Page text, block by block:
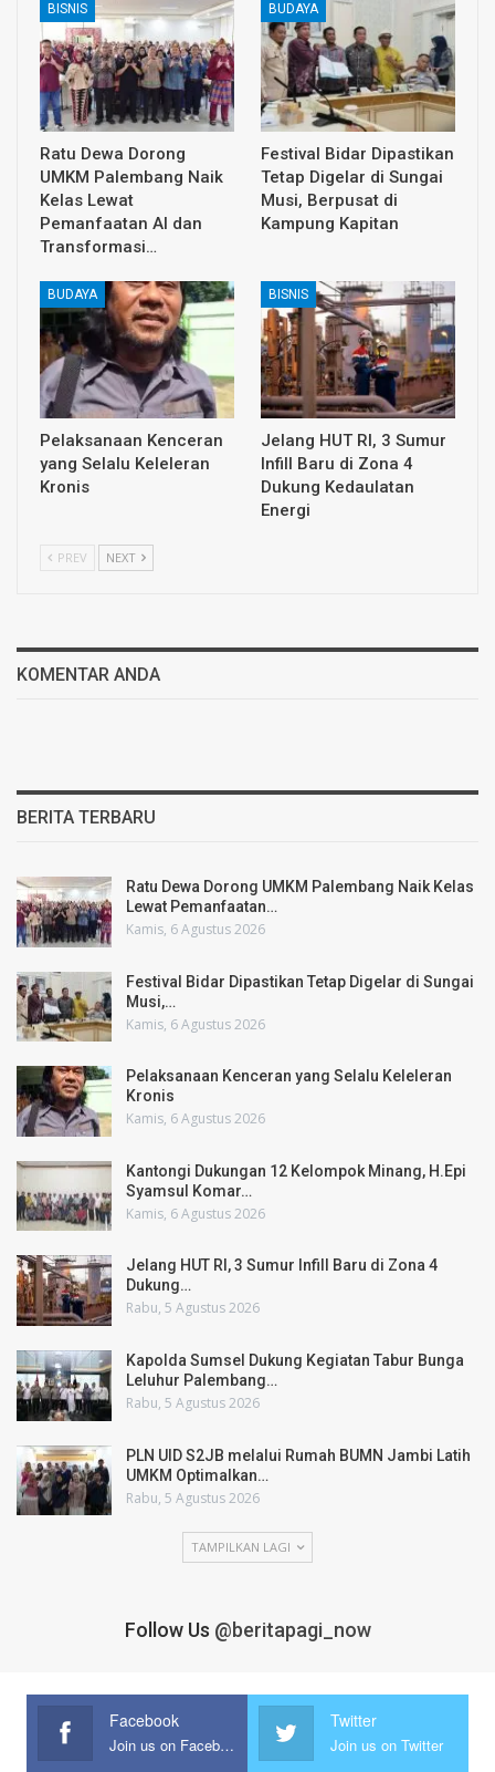
BISNIS
Ratu Dewa Dorong
UMKM Palembang Naik
Kelas Lewat
Pemanfaatan AI dan
Transformasi…
BUDAYA
Festival Bidar Dipastikan
Tetap Digelar di Sungai
Musi, Berpusat di
Kampung Kapitan
BUDAYA
Pelaksanaan Kenceran
yang Selalu Keleleran
Kronis
BISNIS
Jelang HUT RI, 3 Sumur
Infill Baru di Zona 4
Dukung Kedaulatan
Energi
PREV NEXT
KOMENTAR ANDA
BERITA TERBARU
Ratu Dewa Dorong UMKM Palembang Naik Kelas
Lewat Pemanfaatan…
Kamis, 6 Agustus 2026
Festival Bidar Dipastikan Tetap Digelar di Sungai
Musi,…
Kamis, 6 Agustus 2026
Pelaksanaan Kenceran yang Selalu Keleleran
Kronis
Kamis, 6 Agustus 2026
Kantongi Dukungan 12 Kelompok Minang, H.Epi
Syamsul Komar…
Kamis, 6 Agustus 2026
Jelang HUT RI, 3 Sumur Infill Baru di Zona 4
Dukung…
Rabu, 5 Agustus 2026
Kapolda Sumsel Dukung Kegiatan Tabur Bunga
Leluhur Palembang…
Rabu, 5 Agustus 2026
PLN UID S2JB melalui Rumah BUMN Jambi Latih
UMKM Optimalkan…
Rabu, 5 Agustus 2026
TAMPILKAN LAGI
Follow Us @beritapagi_now
Facebook
Join us on Facebook
Twitter
Join us on Twitter